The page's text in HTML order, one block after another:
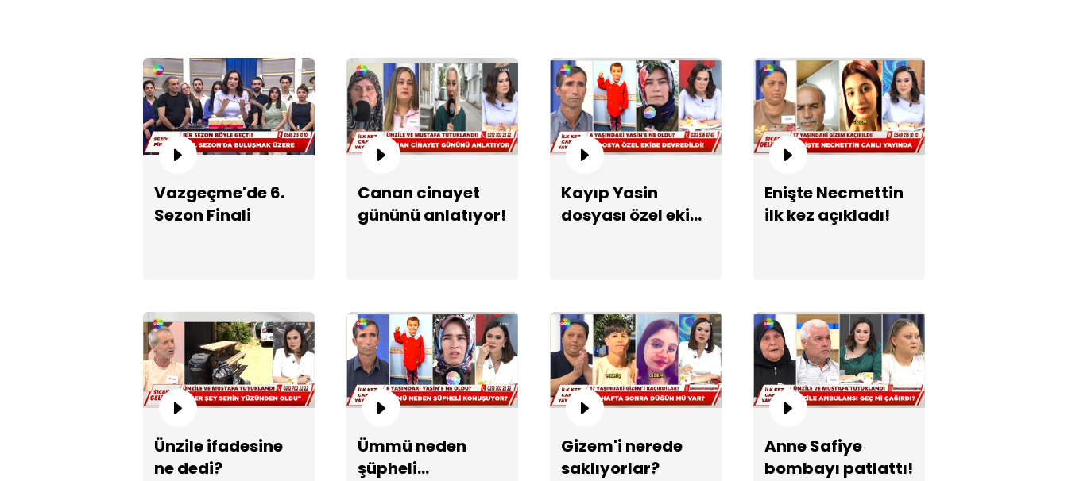
Vazgeçme'de 6. Sezon Finali
Ünzile gözaltına alındı!
Vazgeçme'de 6.
Sezon Finali
Canan cinayet
gününü anlatıyor!
Kayıp Yasin
dosyası özel ekibe
Enişte Necmettin
ilk kez açıkladı!
Ünzile ifadesine
ne dedi?
Ümmü neden
şüpheli
Gizem'i nerede
saklıyorlar?
Anne Safiye
bombayı patlattı!